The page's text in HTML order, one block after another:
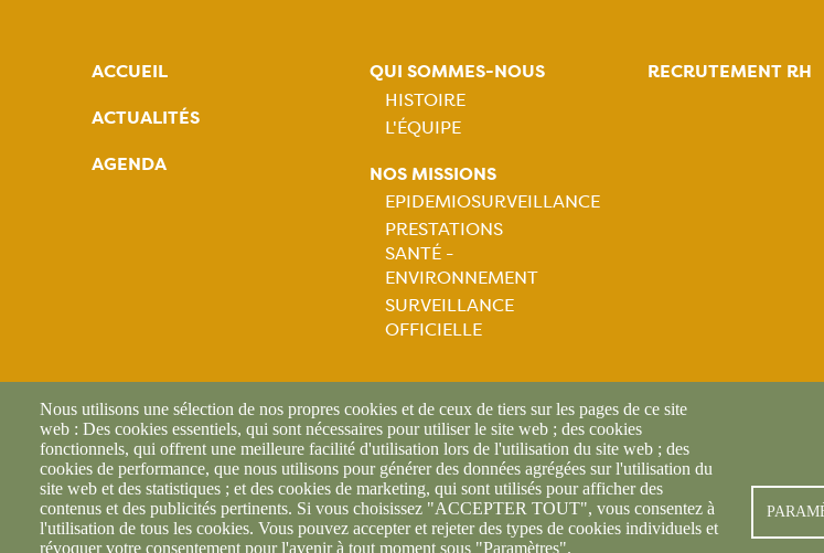
Nous utilisons une sélection de nos propres cookies et de ceux de tiers sur les pages de ce site
web : Des cookies essentiels, qui sont nécessaires pour utiliser le site web ; des cookies
fonctionnels, qui offrent une meilleure facilité d'utilisation lors de l'utilisation du site web ; des
cookies de performance, que nous utilisons pour générer des données agrégées sur l'utilisation du
site web et des statistiques ; et des cookies de marketing, qui sont utilisés pour afficher des
contenus et des publicités pertinents. Si vous choisissez "ACCEPTER TOUT", vous consentez à
l'utilisation de tous les cookies. Vous pouvez accepter et rejeter des types de cookies individuels et
révoquer votre consentement pour l'avenir à tout moment sous "Paramètres".
ACCUEIL
ACTUALITÉS
AGENDA
QUI SOMMES-NOUS
Navigation
principale
HISTOIRE
L'ÉQUIPE
NOS MISSIONS
Navigation
principale
EPIDEMIOSURVEILLANCE
PRESTATIONS
SANTÉ -
ENVIRONNEMENT
SURVEILLANCE
OFFICIELLE
RECRUTEMENT RH
©